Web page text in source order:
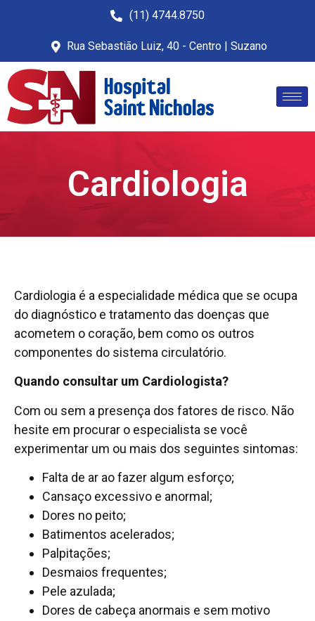
(11) 4744.8750
Rua Sebastião Luiz, 40 - Centro | Suzano
Cardiologia
Cardiologia é a especialidade médica que se ocupa
do diagnóstico e tratamento das doenças que
acometem o coração, bem como os outros
componentes do sistema circulatório.
Quando consultar um Cardiologista?
Com ou sem a presença dos fatores de risco. Não
hesite em procurar o especialista se você
experimentar um ou mais dos seguintes sintomas:
Falta de ar ao fazer algum esforço;
Cansaço excessivo e anormal;
Dores no peito;
Batimentos acelerados;
Palpitações;
Desmaios frequentes;
Pele azulada;
Dores de cabeça anormais e sem motivo